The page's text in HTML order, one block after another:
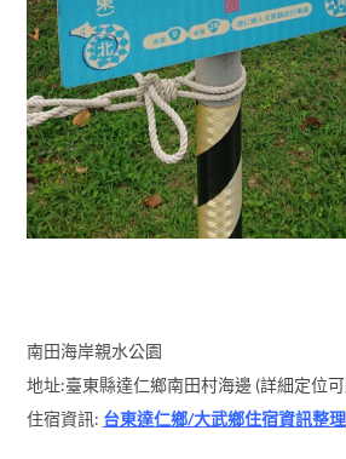
南田海岸親水公園
地址:臺東縣達仁鄉南田村海邊 (詳細定位
住宿資訊: 台東達仁鄉/大武鄉住宿資訊整理